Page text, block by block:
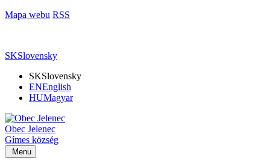
Mapa webu RSS
SKSlovensky
SKSlovensky
ENEnglish
HUMagyar
Obec Jelenec
Gímes község
Menu